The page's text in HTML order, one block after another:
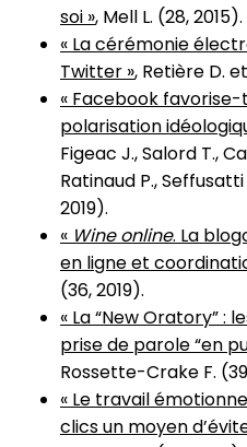
soi », Mell L. (28, 2015).
« La cérémonie
Twitter », Retière D.
« Facebook
polarisation
Figeac J., Salord T.,
Ratinaud P.,
2019).
« Wine online. La
en ligne et
(36, 2019).
« La “New Oratory” :
prise de parole “en
Rossette-Crake F.
« Le travail
clics un moyen